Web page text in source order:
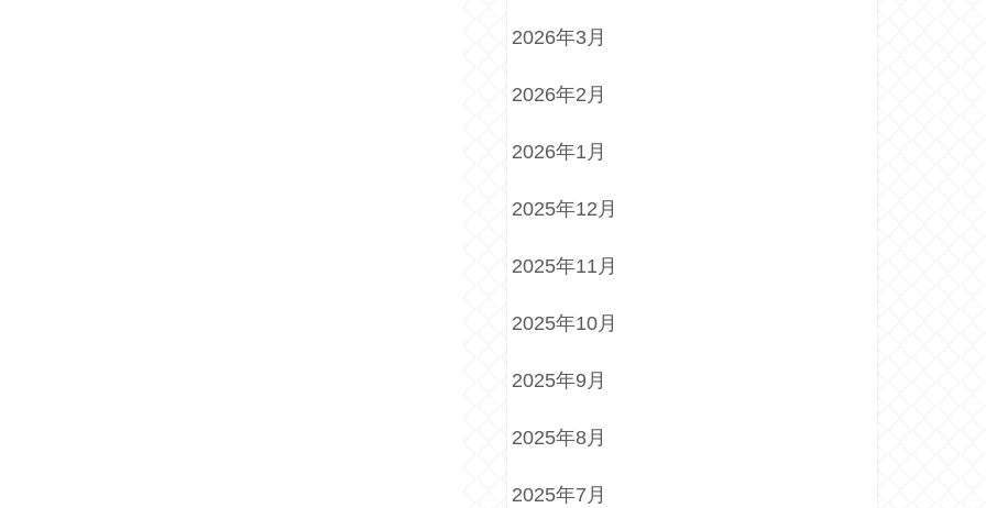
2026年3月
2026年2月
2026年1月
2025年12月
2025年11月
2025年10月
2025年9月
2025年8月
2025年7月